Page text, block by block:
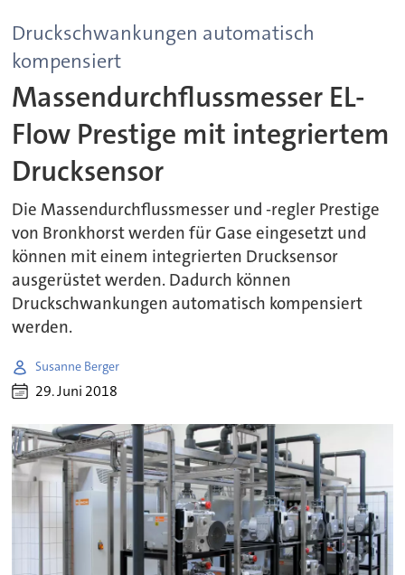
Druckschwankungen automatisch
kompensiert
Massendurchflussmesser EL-
Flow Prestige mit integriertem
Drucksensor
Die Massendurchflussmesser und -regler Prestige
von Bronkhorst werden für Gase eingesetzt und
können mit einem integrierten Drucksensor
ausgerüstet werden. Dadurch können
Druckschwankungen automatisch kompensiert
werden.
Susanne Berger
29. Juni 2018